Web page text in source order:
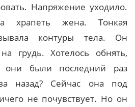
Напряжение уходило.
храпеть жена. Тонкая
контуры тела. Он
грудь. Хотелось обнять,
они были последний раз
назад? Сейчас она под
не почувствует. Но он